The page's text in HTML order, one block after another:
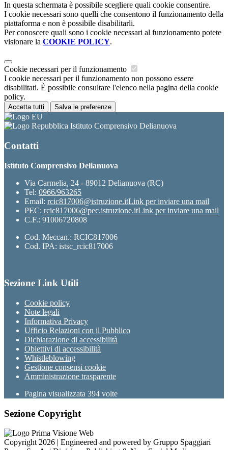
In questa schermata è possibile scegliere quali cookie consentire.
I cookie necessari sono quelli che consentono il funzionamento della
piattaforma e non è possibile disabilitarli.
Per conoscere quali sono i cookie necessari al funzionamento potete
visionare la COOKIE POLICY.
Cookie necessari per il funzionamento
I cookie necessari per il funzionamento non possono essere
disabilitati. È possibile consultare l'elenco nella pagina della cookie
policy.
Accetta tutti Salva le preferenze
Istituto Comprensivo Delianuova
Contatti
Istituto Comprensivo Delianuova
Via Carmelia, 24 - 89012 Delianuova (RC)
Tel: 0966/963265
Email: rcic817006@istruzione.itLink per inviare una mail
PEC: rcic817006@pec.istruzione.itLink per inviare una mail
C.F.: 91006720808
Cod. Meccan.: RCIC817006
Cod. IPA: istsc_rcic817006
Sezione Link Utili
Cookie policy
Note legali
Informativa Privacy
Ufficio Relazioni con il Pubblico
Dichiarazione di accessibilità
Obiettivi di accessibilità
Whistleblowing
Gestione consensi cookie
Amministrazione trasparente
Pagina visualizzata 394 volte
Sezione Copyright
Copyright 2026 | Engineered and powered by Gruppo Spaggiari